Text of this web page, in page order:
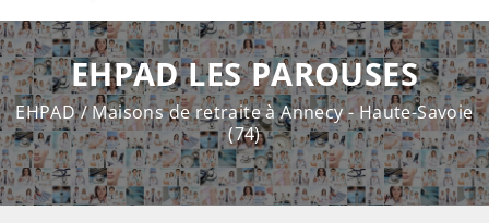
EHPAD LES PAROUSES
EHPAD / Maisons de retraite à Annecy - Haute-Savoie
(74)